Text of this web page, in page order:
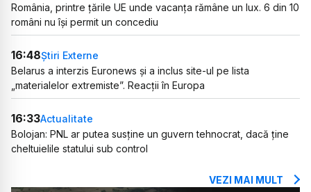
România, printre țările UE unde vacanța rămâne un lux. 6 din 10
români nu își permit un concediu
16:48Știri Externe
Belarus a interzis Euronews și a inclus site-ul pe lista
„materialelor extremiste”. Reacții în Europa
16:33Actualitate
Bolojan: PNL ar putea susține un guvern tehnocrat, dacă ține
cheltuielile statului sub control
VEZI MAI MULT